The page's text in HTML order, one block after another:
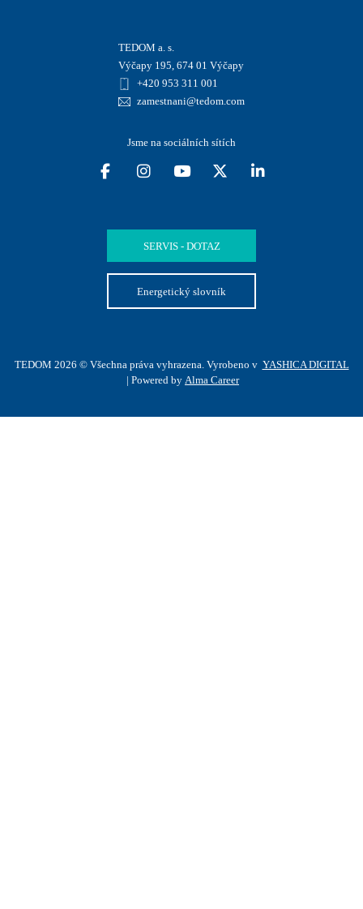
TEDOM a. s.
Výčapy 195, 674 01 Výčapy
+420 953 311 001
zamestnani@tedom.com
Jsme na sociálních sítích
SERVIS - DOTAZ
Energetický slovník
TEDOM 2026 © Všechna práva vyhrazena. Vyrobeno v YASHICA DIGITAL
| Powered by Alma Career